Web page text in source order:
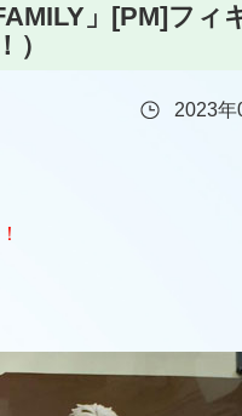
」[PM]フィ
）
2023年